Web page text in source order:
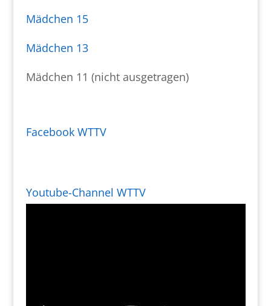
Mädchen 15
Mädchen 13
Mädchen 11 (nicht ausgetragen)
Facebook WTTV
Youtube-Channel WTTV